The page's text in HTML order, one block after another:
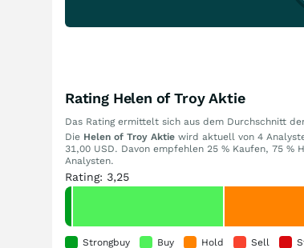
Rating Helen of Troy Aktie
Das Rating ermittelt sich aus dem Durchschnitt
Die Helen of Troy Aktie wird aktuell von 4
31,00 USD. Davon empfehlen 25 % Kaufen, 75
Analysten.
Rating: 3,25
Strongbuy Buy Hold Sell